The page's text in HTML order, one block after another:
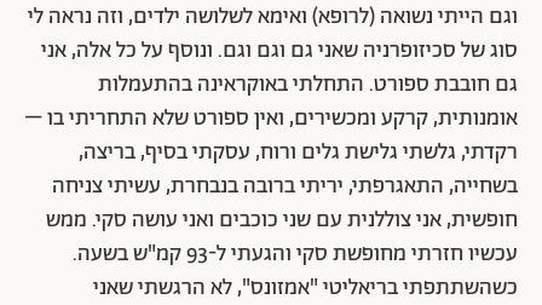
וגם הייתי נשואה (לרופא) ואימא לשלושה ילדים, וזה נראה לי
סוג של סכיזופרניה שאני גם וגם וגם. ונוסף על כל אלה, אני
גם חובבת ספורט. התחלתי באוקראינה בהתעמלות
אומנותית, קרקע ומכשירים, ואין ספורט שלא התחריתי בו –
רקדתי, גלשתי גלישת גלים ורוח, עסקתי בסיף, בריצה,
בשחייה, התאגרפתי, יריתי ברובה בנבחרת, עשיתי צניחה
חופשית, אני צוללנית עם שני כוכבים ואני עושה סקי. ממש
עכשיו חזרתי מחופשת סקי והגעתי ל-93 קמ"ש בשעה.
כשהשתתפתי בריאליטי "אמזונס", לא הרגשתי שאני